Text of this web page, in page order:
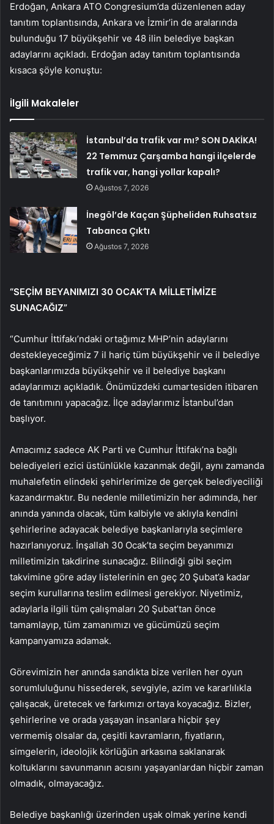
Erdoğan, Ankara ATO Congresium’da düzenlenen aday
tanıtım toplantısında, Ankara ve İzmir’in de aralarında
bulunduğu 17 büyükşehir ve 48 ilin belediye başkan
adaylarını açıkladı. Erdoğan aday tanıtım toplantısında
kısaca şöyle konuştu:
İlgili Makaleler
İstanbul’da trafik var mı? SON DAKİKA!
22 Temmuz Çarşamba hangi ilçelerde
trafik var, hangi yollar kapalı?
Ağustos 7, 2026
İnegöl’de Kaçan Şüpheliden Ruhsatsız
Tabanca Çıktı
Ağustos 7, 2026
“SEÇİM BEYANIMIZI 30 OCAK’TA MİLLETİMİZE
SUNACAĞIZ”
“Cumhur İttifakı’ndaki ortağımız MHP’nin adaylarını
destekleyeceğimiz 7 il hariç tüm büyükşehir ve il belediye
başkanlarımızda büyükşehir ve il belediye başkanı
adaylarımızı açıkladık. Önümüzdeki cumartesiden itibaren
de tanıtımını yapacağız. İlçe adaylarımız İstanbul’dan
başlıyor.
Amacımız sadece AK Parti ve Cumhur İttifakı’na bağlı
belediyeleri ezici üstünlükle kazanmak değil, aynı zamanda
muhalefetin elindeki şehirlerimize de gerçek belediyeciliği
kazandırmaktır. Bu nedenle milletimizin her adımında, her
anında yanında olacak, tüm kalbiyle ve aklıyla kendini
şehirlerine adayacak belediye başkanlarıyla seçimlere
hazırlanıyoruz. İnşallah 30 Ocak’ta seçim beyanımızı
milletimizin takdirine sunacağız. Bilindiği gibi seçim
takvimine göre aday listelerinin en geç 20 Şubat’a kadar
seçim kurullarına teslim edilmesi gerekiyor. Niyetimiz,
adaylarla ilgili tüm çalışmaları 20 Şubat’tan önce
tamamlayıp, tüm zamanımızı ve gücümüzü seçim
kampanyamıza adamak.
Görevimizin her anında sandıkta bize verilen her oyun
sorumluluğunu hissederek, sevgiyle, azim ve kararlılıkla
çalışacak, üretecek ve farkımızı ortaya koyacağız. Bizler,
şehirlerine ve orada yaşayan insanlara hiçbir şey
vermemiş olsalar da, çeşitli kavramların, fiyatların,
simgelerin, ideolojik körlüğün arkasına saklanarak
koltuklarını savunmanın acısını yaşayanlardan hiçbir zaman
olmadık, olmayacağız.
Belediye başkanlığı üzerinden uşak olmak yerine kendi